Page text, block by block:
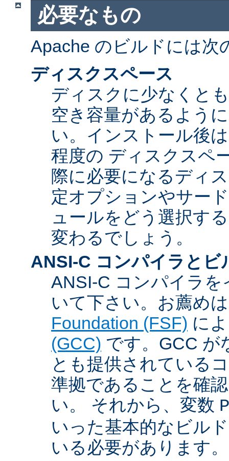
必要なもの
Apache のビルドには次
ディスクスペース
ディスクに少なくと
空き容量があるよう
い。インストール後
程度の ディスクスペ
際に必要になるディ
定オプションやサー
ュールをどう選択す
変わるでしょう。
ANSI-C コンパイラとビ
ANSI-C コンパイラ
いて下さい。お薦め
Foundation (FSF) に
(GCC) です。GCC が
とも提供されている
準拠であることを確
い。 それから、変数
いった基本的なビル
いる必要があります。